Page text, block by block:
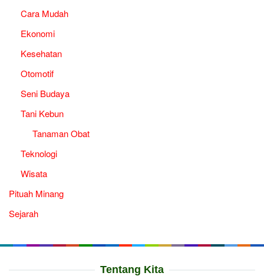
Cara Mudah
Ekonomi
Kesehatan
Otomotif
Seni Budaya
Tani Kebun
Tanaman Obat
Teknologi
Wisata
Pituah Minang
Sejarah
Tentang Kita